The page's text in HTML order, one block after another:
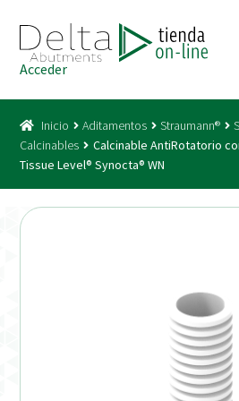
a
la
navegación
al
contenido
Acceso
Catálogo
Acceder
Inicio Aditamentos Straumann®
Calcinables
Calcinable AntiRotatorio
Tissue Level® Synocta® WN